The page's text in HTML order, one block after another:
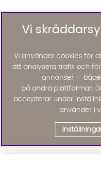
Vi
Vi använder cookies för
att analysera trafik och
annonser —
på andra plattformar.
accepterar under
använder i